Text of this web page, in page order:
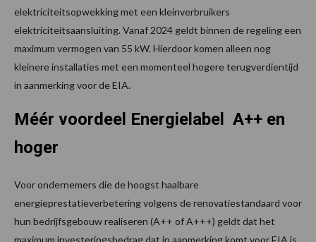
elektriciteitsopwekking met een kleinverbruikers
elektriciteitsaansluiting. Vanaf 2024 geldt binnen de regeling een
maximum vermogen van 55 kW. Hierdoor komen alleen nog
kleinere installaties met een momenteel hogere terugverdientijd
in aanmerking voor de EIA.
Méér voordeel Energielabel A++ en
hoger
Voor ondernemers die de hoogst haalbare
energieprestatieverbetering volgens de renovatiestandaard voor
hun bedrijfsgebouw realiseren (A++ of A+++) geldt dat het
maximum investeringsbedrag dat in aanmerking komt voor EIA is